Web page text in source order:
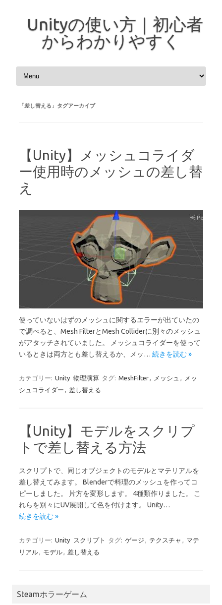
Unityの使い方｜初心者
からわかりやすく
コンテンツへスキップ
「差し替える 」タグアーカイブ
【Unity】メッシュコライダ
ー使用時のメッシュの差し替
え
使っていないはずのメッシュに関するエラーが出ていたの
で調べると、Mesh FilterとMesh Colliderに別々のメッシュ
がアタッチされていました。 メッシュコライダーを使って
いるときは両方とも差し替えるか、メッ… 続きを読む »
カテゴリー: Unity 物理演算 タグ: MeshFilter, メッシュ ,
メッ
シュコライダー , 差し替える
【Unity】モデルをスクリプ
トで差し替える方法
スクリプトで、同じオブジェクトのモデルとマテリアルを
差し替えてみます。 Blenderで料理のメッシュを作ってコ
ピーしました。 片方を変形します。 4種類作りました。 こ
れらを別々にUV展開して色を付けます。 Unity…
続きを読む »
カテゴリー: Unity スクリプト タグ: ゲージ , テクスチャ , マテ
リアル, モデル, 差し替える
Steamホラーゲーム